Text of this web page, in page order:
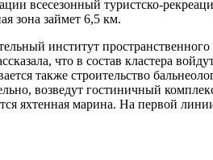
всесезонный туристско-
зона займет 6,5 км.
институт
что в состав кластера
также строительство
возведут гостиничный
яхтенная марина. На первой